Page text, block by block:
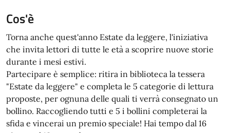
Cos'è
Torna anche quest'anno Estate da leggere, l'iniziativa
che invita lettori di tutte le età a scoprire nuove storie
durante i mesi estivi.
Partecipare è semplice: ritira in biblioteca la tessera
"Estate da leggere" e completa le 5 categorie di lettura
proposte, per ognuna delle quali ti verrà consegnato un
bollino. Raccogliendo tutti e 5 i bollini completerai la
sfida e vincerai un premio speciale! Hai tempo dal 16